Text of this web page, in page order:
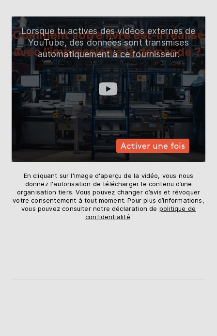
Lorsque tu actives des vidéos externes de
YouTube, des données sont transmises
automatiquement à ce fournisseur.
Activer une fois
En cliquant sur l'image d'aperçu de la vidéo, vous nous
donnez l'autorisation de télécharger le contenu d’une
organisation tiers. Vous pouvez changer d’avis et révoquer
votre consentement à tout moment. Pour plus d’informations,
vous pouvez consulter notre déclaration de politique de
confidentialité.